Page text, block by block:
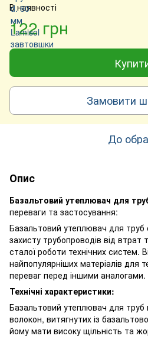
В наявності
122 грн
Замовити
До
Опис
Базальтовий утеплювач для
переваги та застосування:
Базальтовий утеплювач для
захисту трубопроводів від втрат
сталої роботи технічних систем.
найпопулярніших матеріалів для
переваг перед іншими аналогами.
Технічні характеристики:
Базальтовий утеплювач для труб
волокон, витягнутих із
йому мати високу щільність та